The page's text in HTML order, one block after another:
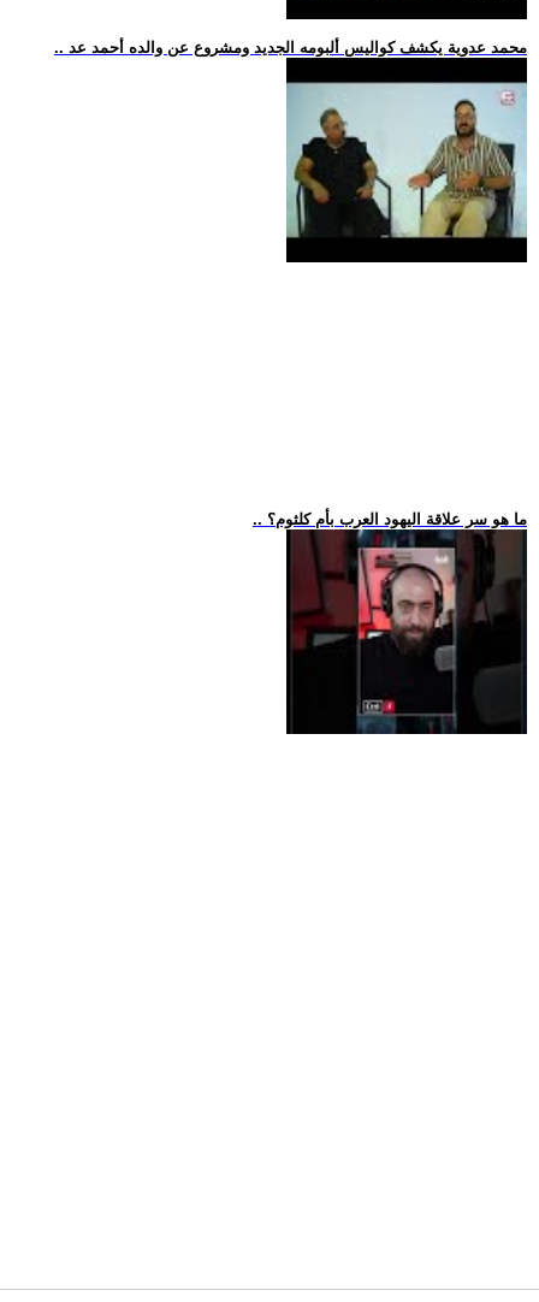
.. محمد عدوية يكشف كواليس ألبومه الجديد ومشروع عن والده أحمد عد
.. ما هو سر علاقة اليهود العرب بأم كلثوم؟